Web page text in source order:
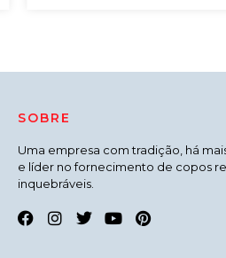
SOBRE
Uma empresa com tradição, há
e líder no fornecimento de copos
inquebráveis.